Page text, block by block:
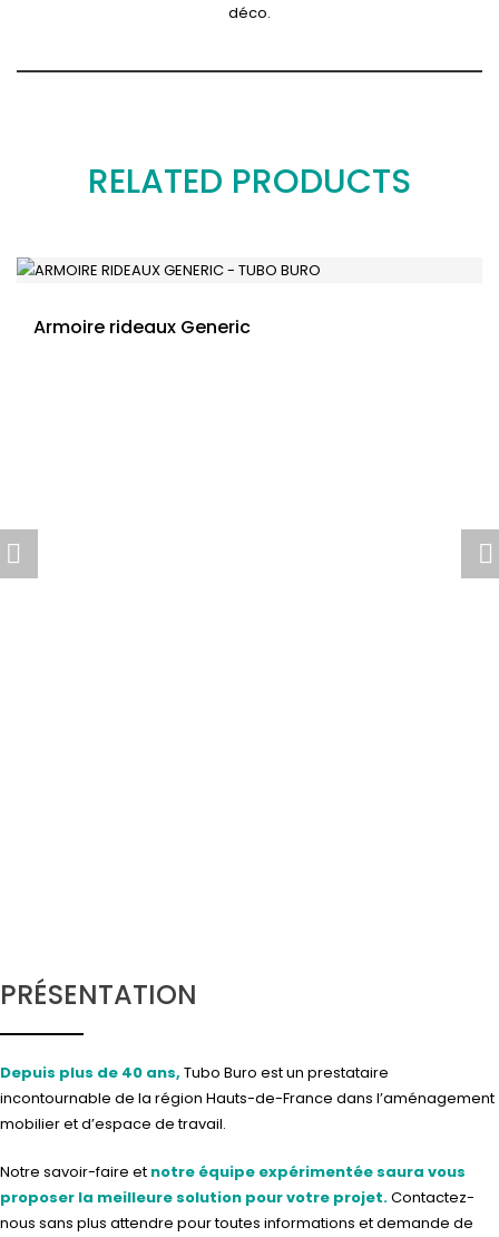
déco.
RELATED PRODUCTS
Armoire rideaux Generic
PRÉSENTATION
Depuis plus de 40 ans, Tubo Buro est un prestataire
incontournable de la région Hauts-de-France dans l’aménagement
mobilier et d’espace de travail.
Notre savoir-faire et notre équipe expérimentée saura vous
proposer la meilleure solution pour votre projet.Contactez-
nous sans plus attendre pour toutes informations et demande de